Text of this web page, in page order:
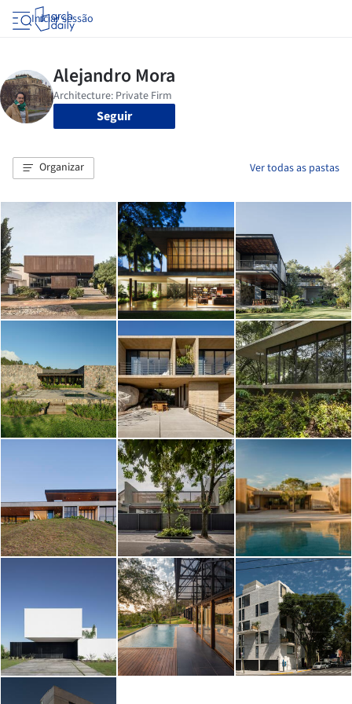
Iniciar sessão
Seguir
Organizar Ver todas as pastas